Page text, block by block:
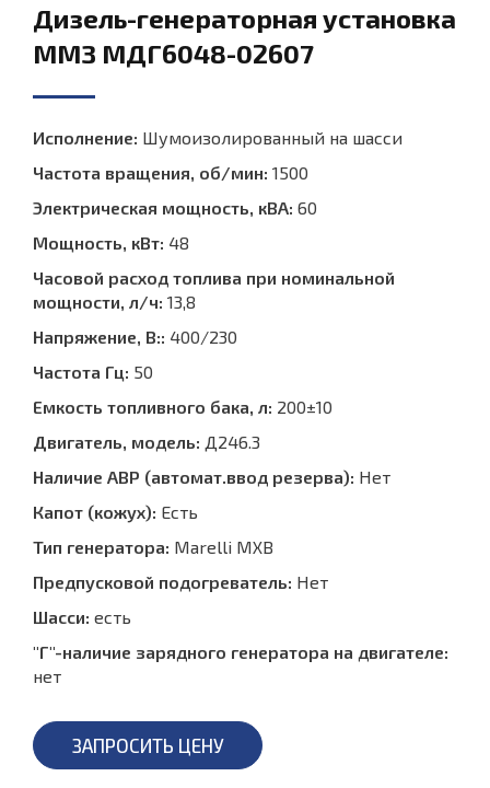
Дизель-генераторная установка
ММЗ МДГ6048-02607
Исполнение: Шумоизолированный на шасси
Частота вращения, об/мин: 1500
Электрическая мощность, кВА: 60
Мощность, кВт: 48
Часовой расход топлива при номинальной
мощности, л/ч: 13,8
Напряжение, В:: 400/230
Частота Гц: 50
Емкость топливного бака, л: 200±10
Двигатель, модель: Д246.3
Наличие АВР (автомат.ввод резерва): Нет
Капот (кожух): Есть
Тип генератора: Marelli MXB
Предпусковой подогреватель: Нет
Шасси: есть
"Г"-наличие зарядного генератора на двигателе:
нет
ЗАПРОСИТЬ ЦЕНУ